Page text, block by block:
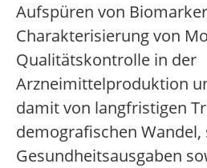
Aufspüren von
Charakterisierung von
Qualitätskontrolle in der
Arzneimittelproduktion
damit von langfristigen
demografischen Wandel,
Gesundheitsausgaben